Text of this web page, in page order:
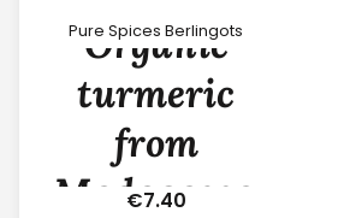
Pure Spices Berlingots
Organic
turmeric
from
Madagascar
€7.40